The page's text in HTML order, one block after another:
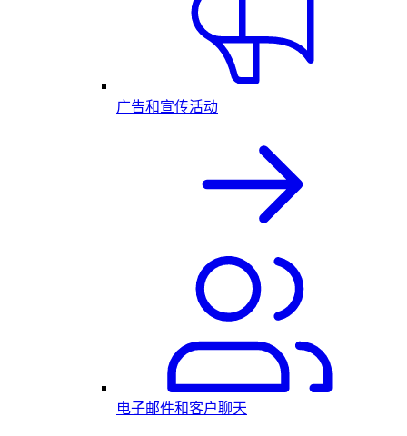
广告和宣传活动
电子邮件和客户聊天